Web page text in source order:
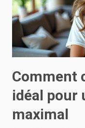
Comment
idéal pour
maximal